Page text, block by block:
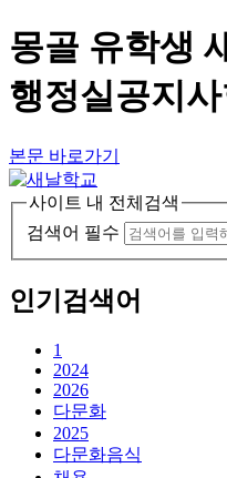
몽골 유학생
행정실공지
본문 바로가기
사이트 내 전체검색
검색어 필수
인기검색어
1
2024
2026
다문화
2025
다문화음식